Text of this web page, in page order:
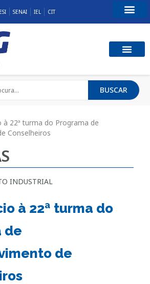
SENAI IEL CIT
BUSCAR
à 22ª turma do Programa de
Conselheiros
INDUSTRIAL
à 22ª turma do
de
de